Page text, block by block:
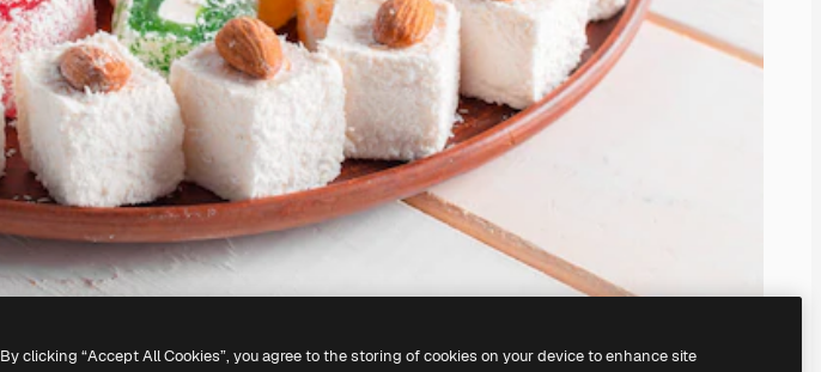
By clicking “Accept All Cookies”, you agree to the storing of cookies on your device to enhance site